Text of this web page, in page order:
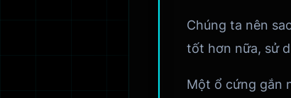
Chúng ta nên
tốt hơn nữa, sử
Một ổ cứng gắn